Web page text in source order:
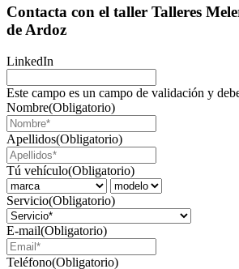
Contacta con el taller Talleres
de Ardoz
LinkedIn
Este campo es un campo de validación y
Nombre(Obligatorio)
Apellidos(Obligatorio)
Tú vehículo(Obligatorio)
Servicio(Obligatorio)
E-mail(Obligatorio)
Teléfono(Obligatorio)